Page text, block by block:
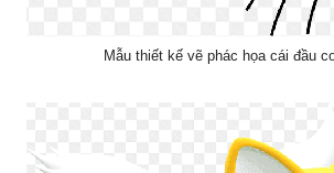
Mẫu thiết kế vẽ phác họa cái đầu